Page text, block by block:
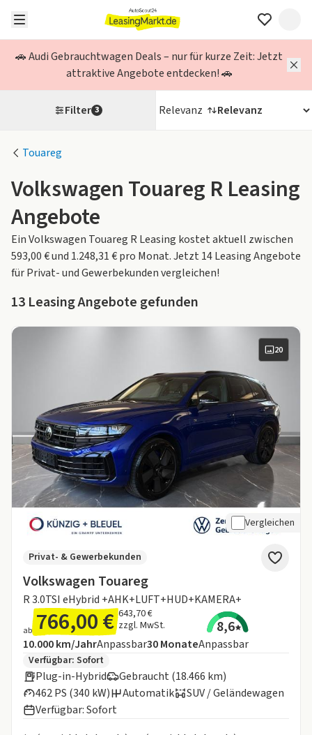
🚗 Audi Gebrauchtwagen Deals – nur für kurze Zeit: Jetzt
attraktive Angebote entdecken! 🚗
Touareg
Volkswagen Touareg R Leasing
Angebote
Ein Volkswagen Touareg R Leasing kostet aktuell zwischen
593,00 € und 1.248,31 € pro Monat. Jetzt 14 Leasing Angebote
für Privat- und Gewerbekunden vergleichen!
13 Leasing Angebote gefunden
Filter 3 Relevanz
20
Vergleichen
Volkswagen Touareg
R 3.0TSI eHybrid +AHK+LUFT+HUD+KAMERA+
Privat- & Gewerbekunden
ab 766,00 € 643,70 €
zzgl. MwSt.
8,6
Angebotsdetails:
Inklusive Laufleistung
10.000 km/JahrAnpassbarLaufzeit
30MonateAnpassbar
Zusätzliche Fahrzeuginformationen:
Verfügbar: Sofort
Plug-in-Hybrid
Gebraucht (18.466 km)
462 PS (340 kW)
Automatik
SUV / Geländewagen
Verfügbar: Sofort